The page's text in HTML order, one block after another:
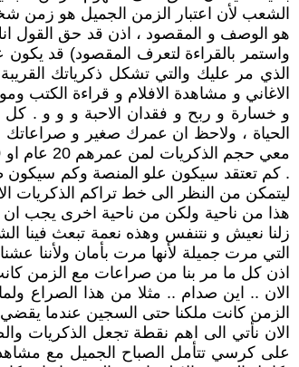
الشعب لأن اعتبار الزمن الجميل هو زمن
هو الوصف و المقصود ، اذن قد حق القول
واستمر بالقراءة لتعرف المقصود) قد
الذي مر عليك والتي تشكل ذكرياتك
الاغاني و مشاهدة الافلام و قراءة
و خسارة و ربح و فقدان الاحبة و و و . كل
الحياة ، ولاحظ ان عمرك صغير و
ليتمكن من النظر الى خط تراكم الذكريات
هذا من ناحية ولكن من ناحية اخرى يجب ان
زلنا نعيش و نتنفس وهذه نعمة تبعث فينا
التي مرت جميلة لأنها مرت بأمان ولأننا
اذن كل ما مر بنا من صراعات مع الزمن كانت
الان .. اين صدام .. مثلا من هذا الصراع
الزمن كانت ملكنا حتى السجين عندما يقضي 25 سنة من عمره في السجن يصارع الحياة وقبل نهاية المدة يتذكر كيف كان و كيف تجاوز تلك المحنة .
على كرسي تتأمل الصباح الجميل مع